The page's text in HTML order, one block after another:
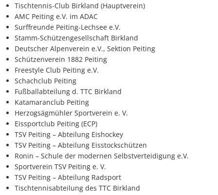
Tischtennis-Club Birkland (Hauptverein)
AMC Peiting e.V. im ADAC
Surffreunde Peiting-Lechsee e.V.
Stamm-Schützengesellschaft Birkland
Deutscher Alpenverein e.V., Sektion Peiting
Schützenverein 1882 Peiting
Freestyle Club Peiting e.V.
Schachclub Peiting
Fußballabteilung d. TTC Birkland
Katamaranclub Peiting
Herzogsägmühler Sportverein e. V.
Eissportclub Peiting (ECP)
TSV Peiting – Abteilung Eishockey
TSV Peiting – Abteilung Eisstockschützen
Ronin – Schule der modernen Selbstverteidigung e.V.
Sportverein TSV Peiting e. V.
TSV Peiting – Abteilung Radsport
Tischtennisabteilung des TTC Birkland